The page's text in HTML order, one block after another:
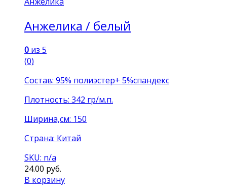
Анжелика / белый
0 из 5
(0)
Состав: 95% полиэстер+ 5%спандекс
Плотность: 342 гр/м.п.
Ширина,см: 150
Страна: Китай
SKU: n/a
24.00 руб.
В корзину